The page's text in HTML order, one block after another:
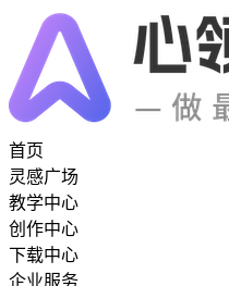
首页
灵感广场
教学中心
创作中心
下载中心
企业服务